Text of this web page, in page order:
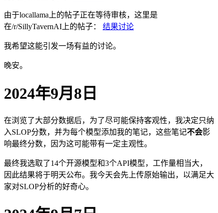
由于locallama上的帖子正在等待审核，这里是
在/r/SillyTavernAI上的帖子： 结果讨论
我希望这能引发一场有益的讨论。
晚安。
2024年9月8日
在浏览了大部分数据后，为了尽可能保持客观性，我决定只纳
入SLOP分数，并为每个模型添加我的笔记，这些笔记不会影
响最终分数，因为这可能带有一定主观性。
最终我选取了14个开源模型和3个API模型，工作量相当大，
因此结果将于明天公布。我今天会先上传原始输出，以满足大
家对SLOP分析的好奇心。